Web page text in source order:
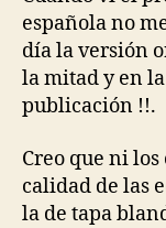
española no
día la versión
la mitad y en
publicación !!.
Creo que ni
calidad de las
la de tapa